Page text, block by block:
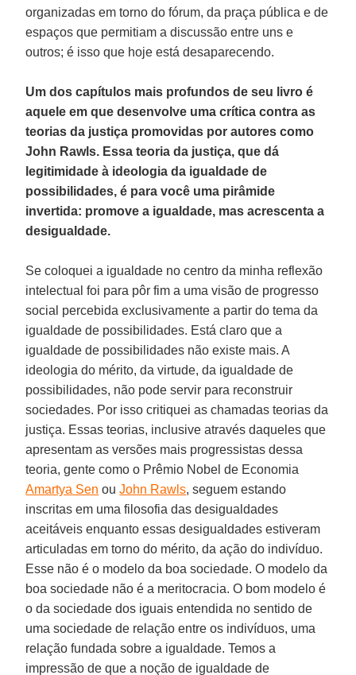
organizadas em torno do fórum, da praça pública e de
espaços que permitiam a discussão entre uns e
outros; é isso que hoje está desaparecendo.
Um dos capítulos mais profundos de seu livro é
aquele em que desenvolve uma crítica contra as
teorias da justiça promovidas por autores como
John Rawls. Essa teoria da justiça, que dá
legitimidade à ideologia da igualdade de
possibilidades, é para você uma pirâmide
invertida: promove a igualdade, mas acrescenta a
desigualdade.
Se coloquei a igualdade no centro da minha reflexão
intelectual foi para pôr fim a uma visão de progresso
social percebida exclusivamente a partir do tema da
igualdade de possibilidades. Está claro que a
igualdade de possibilidades não existe mais. A
ideologia do mérito, da virtude, da igualdade de
possibilidades, não pode servir para reconstruir
sociedades. Por isso critiquei as chamadas teorias da
justiça. Essas teorias, inclusive através daqueles que
apresentam as versões mais progressistas dessa
teoria, gente como o Prêmio Nobel de Economia
Amartya Sen ouJohn Rawls, seguem estando
inscritas em uma filosofia das desigualdades
aceitáveis enquanto essas desigualdades estiveram
articuladas em torno do mérito, da ação do indivíduo.
Esse não é o modelo da boa sociedade. O modelo da
boa sociedade não é a meritocracia. O bom modelo é
o da sociedade dos iguais entendida no sentido de
uma sociedade de relação entre os indivíduos, uma
relação fundada sobre a igualdade. Temos a
impressão de que a noção de igualdade de